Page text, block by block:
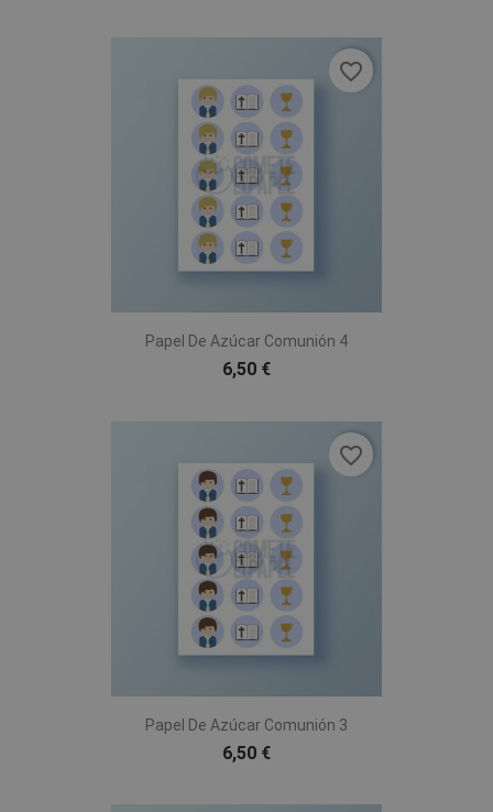
Papel De Azúcar Comunión 4
6,50 €
favorite_border
Papel De Azúcar Comunión 3
6,50 €
favorite_border